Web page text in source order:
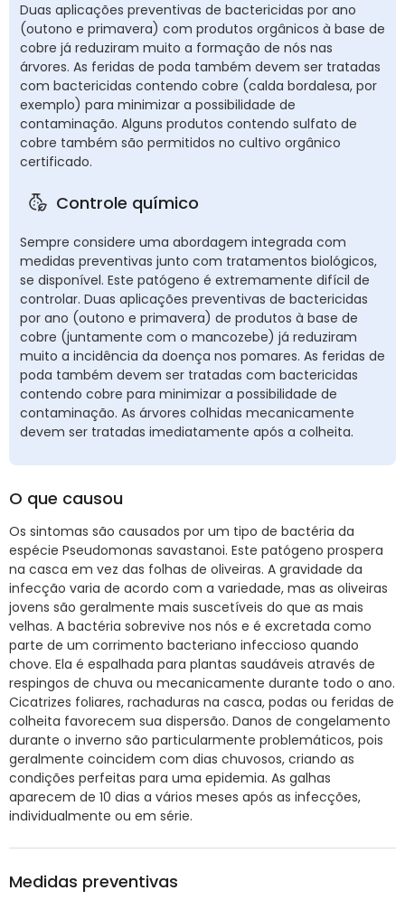
Duas aplicações preventivas de bactericidas por ano
(outono e primavera) com produtos orgânicos à base de
cobre já reduziram muito a formação de nós nas
árvores. As feridas de poda também devem ser tratadas
com bactericidas contendo cobre (calda bordalesa, por
exemplo) para minimizar a possibilidade de
contaminação. Alguns produtos contendo sulfato de
cobre também são permitidos no cultivo orgânico
certificado.
Controle químico
Sempre considere uma abordagem integrada com
medidas preventivas junto com tratamentos biológicos,
se disponível. Este patógeno é extremamente difícil de
controlar. Duas aplicações preventivas de bactericidas
por ano (outono e primavera) de produtos à base de
cobre (juntamente com o mancozebe) já reduziram
muito a incidência da doença nos pomares. As feridas de
poda também devem ser tratadas com bactericidas
contendo cobre para minimizar a possibilidade de
contaminação. As árvores colhidas mecanicamente
devem ser tratadas imediatamente após a colheita.
O que causou
Os sintomas são causados por um tipo de bactéria da
espécie Pseudomonas savastanoi. Este patógeno prospera
na casca em vez das folhas de oliveiras. A gravidade da
infecção varia de acordo com a variedade, mas as oliveiras
jovens são geralmente mais suscetíveis do que as mais
velhas. A bactéria sobrevive nos nós e é excretada como
parte de um corrimento bacteriano infeccioso quando
chove. Ela é espalhada para plantas saudáveis através de
respingos de chuva ou mecanicamente durante todo o ano.
Cicatrizes foliares, rachaduras na casca, podas ou feridas de
colheita favorecem sua dispersão. Danos de congelamento
durante o inverno são particularmente problemáticos, pois
geralmente coincidem com dias chuvosos, criando as
condições perfeitas para uma epidemia. As galhas
aparecem de 10 dias a vários meses após as infecções,
individualmente ou em série.
Medidas preventivas